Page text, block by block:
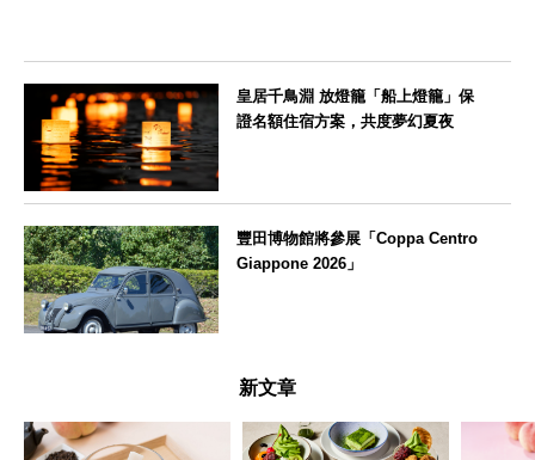
皇居千鳥淵 放燈籠「船上燈籠」保
證名額住宿方案，共度夢幻夏夜
豐田博物館將參展「Coppa Centro
Giappone 2026」
新文章